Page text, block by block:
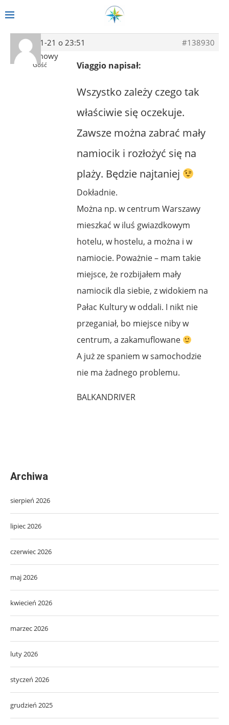
2014-01-21 o 23:51
#138930
Anonimowy
Gość Viaggio napisał:
Wszystko zależy czego tak
właściwie się oczekuje.
Zawsze można zabrać mały
namiocik i rozłożyć się na
plaży. Będzie najtaniej
Dokładnie.
Można np. w centrum Warszawy
mieszkać w iluś gwiazdkowym
hotelu, w hostelu, a można i w
namiocie. Poważnie – mam takie
miejsce, że rozbijałem mały
namiocik dla siebie, z widokiem na
Pałac Kultury w oddali. I nikt nie
przeganiał, bo miejsce niby w
centrum, a zakamuflowane
A już ze spaniem w samochodzie
nie ma żadnego problemu.
BALKANDRIVER
Archiwa
sierpień 2026
lipiec 2026
czerwiec 2026
maj 2026
kwiecień 2026
marzec 2026
luty 2026
styczeń 2026
grudzień 2025